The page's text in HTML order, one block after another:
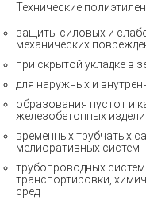
Технические
защиты силовых и
механических
при скрытой укладке в
для наружных и
образования пустот и
железобетонных
временных трубчатых
мелиоративных систем
трубопроводных
транспортировки,
сред